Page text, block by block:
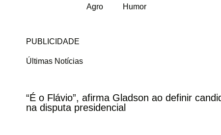
Agro Humor
PUBLICIDADE
Últimas Notícias
“É o Flávio”, afirma Gladson ao definir
na disputa presidencial